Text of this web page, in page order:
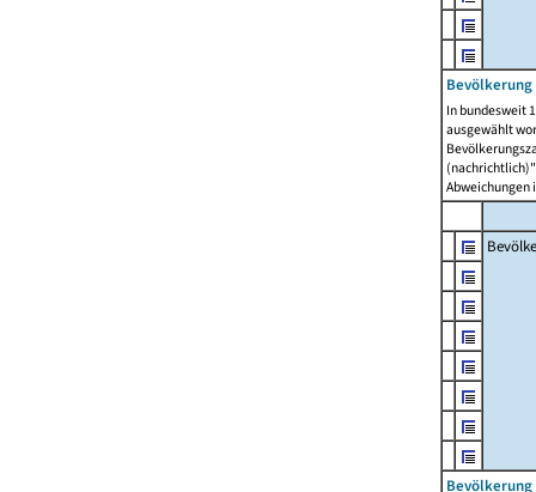
In bundesweit
ausgewählt
Abweichungen